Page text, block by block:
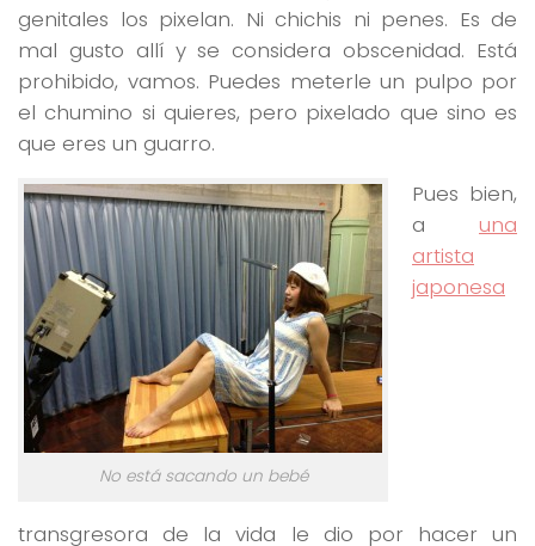
genitales los pixelan. Ni chichis ni penes. Es de
mal gusto allí y se considera obscenidad. Está
prohibido, vamos. Puedes meterle un pulpo por
el chumino si quieres, pero pixelado que sino es
que eres un guarro.
No está sacando un bebé
Pues bien,
a una
artista
japonesa
transgresora de la vida le dio por hacer un